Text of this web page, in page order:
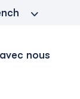
nous